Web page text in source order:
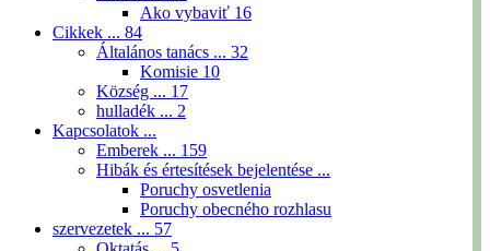
Ako vybaviť 16
Cikkek ... 84
Általános tanács ... 32
Komisie 10
Község ... 17
hulladék ... 2
Kapcsolatok ...
Emberek ... 159
Hibák és értesítések bejelentése ...
Poruchy osvetlenia
Poruchy obecného rozhlasu
szervezetek ... 57